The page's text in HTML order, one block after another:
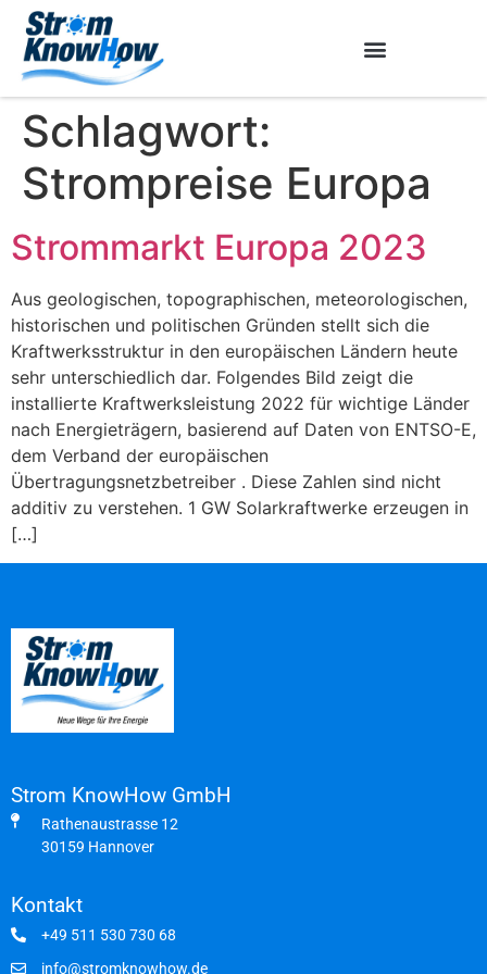
Schlagwort:
Strompreise Europa
Strommarkt Europa 2023
Aus geologischen, topographischen, meteorologischen,
historischen und politischen Gründen stellt sich die
Kraftwerksstruktur in den europäischen Ländern heute
sehr unterschiedlich dar. Folgendes Bild zeigt die
installierte Kraftwerksleistung 2022 für wichtige Länder
nach Energieträgern, basierend auf Daten von ENTSO-E,
dem Verband der europäischen
Übertragungsnetzbetreiber . Diese Zahlen sind nicht
additiv zu verstehen. 1 GW Solarkraftwerke erzeugen in
[…]
Strom KnowHow GmbH
Rathenaustrasse 12
30159 Hannover
Kontakt
+49 511 530 730 68
info@stromknowhow.de